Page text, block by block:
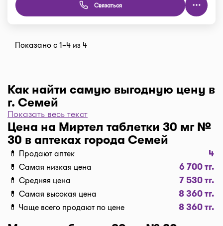
Связаться
Показано с 1–4 из 4
Как найти самую выгодную цену в
г. Семей
Чтобы отфильтровать аптеки по цене, нажмите
"Фильтр", далее "По цене, от 1..." и кнопку
"Выбрать". Самая низкая цена в аптеке перед
вами. Экономьте с помощью сервиса I-teka!
Доставка
Нужна быстрая доставка лекарств в г. Семей?
Добавляйте нужные препараты по кнопке
"Купить", оформляйте заявку в корзине "Выбрать
Показать весь текст
Цена на Миртел таблетки 30 мг №
30 в аптеках города Семей
💊 Продают аптек 4
💊 Самая низкая цена 6 700 тг.
💊 Средняя цена 7 530 тг.
💊 Самая высокая цена 8 360 тг.
💊 Чаще всего продают по цене 8 360 тг.